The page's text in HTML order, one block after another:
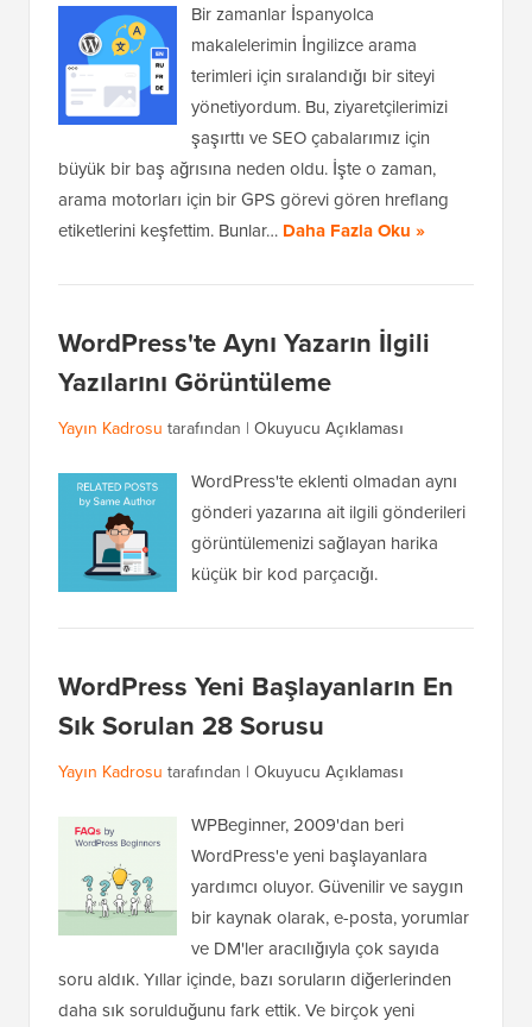
Bir zamanlar İspanyolca
makalelerimin İngilizce arama
terimleri için sıralandığı bir siteyi
yönetiyordum. Bu, ziyaretçilerimizi
şaşırttı ve SEO çabalarımız için
büyük bir baş ağrısına neden oldu. İşte o zaman,
arama motorları için bir GPS görevi gören hreflang
etiketlerini keşfettim. Bunlar… Daha Fazla Oku »
WordPress'te Aynı Yazarın İlgili
Yazılarını Görüntüleme
Yayın Kadrosu tarafından | Okuyucu Açıklaması
WordPress'te eklenti olmadan aynı
gönderi yazarına ait ilgili gönderileri
görüntülemenizi sağlayan harika
küçük bir kod parçacığı.
WordPress Yeni Başlayanların En
Sık Sorulan 28 Sorusu
Yayın Kadrosu tarafından | Okuyucu Açıklaması
WPBeginner, 2009'dan beri
WordPress'e yeni başlayanlara
yardımcı oluyor. Güvenilir ve saygın
bir kaynak olarak, e-posta, yorumlar
ve DM'ler aracılığıyla çok sayıda
soru aldık. Yıllar içinde, bazı soruların diğerlerinden
daha sık sorulduğunu fark ettik. Ve birçok yeni